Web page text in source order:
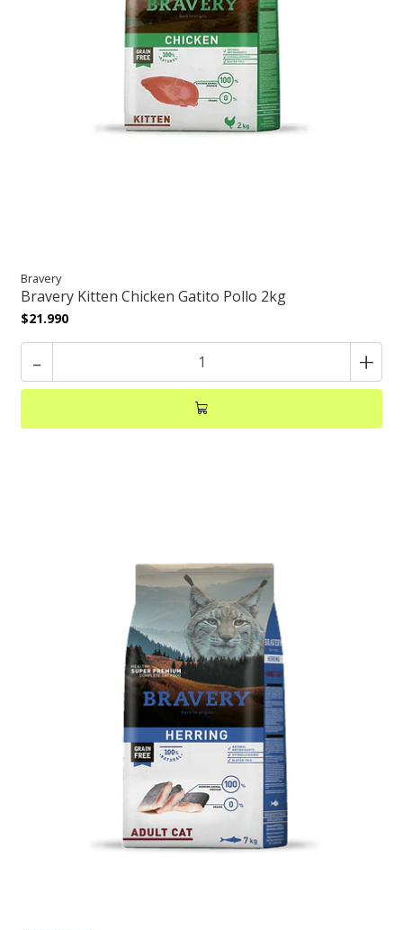
Bravery
Bravery Kitten Chicken Gatito Pollo 2kg
$21.990
- +